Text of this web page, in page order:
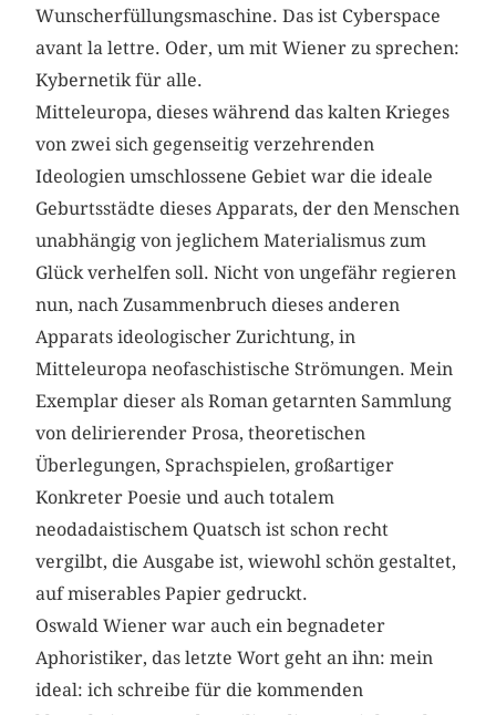
Wunscherfüllungsmaschine. Das ist Cyberspace
avant la ­lettre. Oder, um mit Wiener zu sprechen:
Kybernetik für alle.
Mitteleuropa, dieses während das kalten Krieges
von zwei sich gegenseitig verzehrenden
Ideologien umschlossene Gebiet war die ideale
Geburtsstädte dieses Apparats, der den Menschen
unabhängig von jeglichem Materialismus zum
Glück verhelfen soll. Nicht von ungefähr regieren
nun, nach Zusammenbruch dieses anderen
Apparats ideologischer Zurichtung, in
Mitteleuropa neofaschistische Strömungen. Mein
Exemplar dieser als Roman getarnten Sammlung
von delirierender Prosa, ­theoretischen
Überlegungen, Sprachspielen, großartiger
Konkreter Poe­sie und auch totalem
neodadaistischem Quatsch ist schon recht
vergilbt, die Ausgabe ist, wiewohl schön gestaltet,
auf miserables Papier gedruckt.
Oswald Wiener war auch ein begnadeter
Aphoristiker, das letzte Wort geht an ihn: mein
ideal: ich schreibe für die kommenden